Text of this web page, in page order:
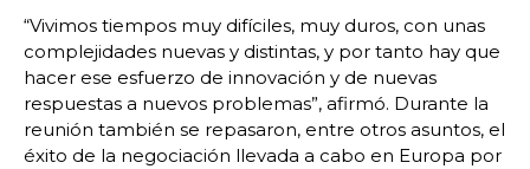
“Vivimos tiempos muy difíciles, muy duros, con unas
complejidades nuevas y distintas, y por tanto hay que
hacer ese esfuerzo de innovación y de nuevas
respuestas a nuevos problemas”, afirmó. Durante la
reunión también se repasaron, entre otros asuntos, el
éxito de la negociación llevada a cabo en Europa por